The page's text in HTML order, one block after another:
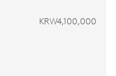
KRW4,100,000